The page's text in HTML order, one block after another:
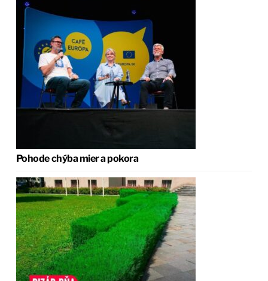
Pohode chýba mier a pokora